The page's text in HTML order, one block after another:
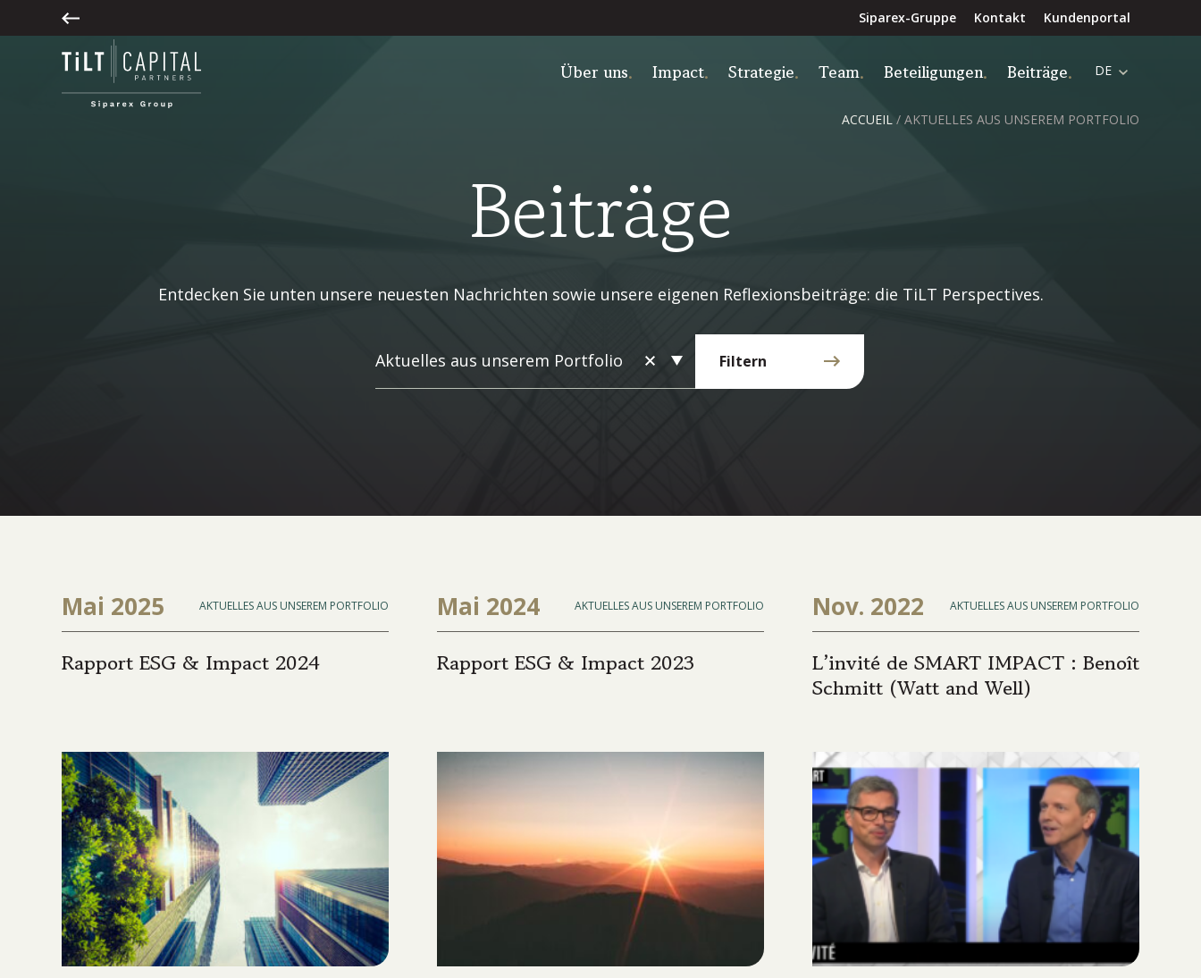
Siparex-Gruppe Kontakt Kundenportal
Über uns Impact Strategie Team Beteiligungen Beiträge DE
ACCUEIL / AKTUELLES AUS UNSEREM PORTFOLIO
Beiträge
Entdecken Sie unten unsere neuesten Nachrichten sowie unsere eigenen Reflexionsbeiträge: die TiLT Perspectives.
Aktuelles aus unserem Portfolio Filtern
Mai 2025 AKTUELLES AUS UNSEREM PORTFOLIO
Rapport ESG & Impact 2024
Mai 2024 AKTUELLES AUS UNSEREM PORTFOLIO
Rapport ESG & Impact 2023
Nov. 2022 AKTUELLES AUS UNSEREM PORTFOLIO
L’invité de SMART IMPACT : Benoît
Schmitt (Watt and Well)